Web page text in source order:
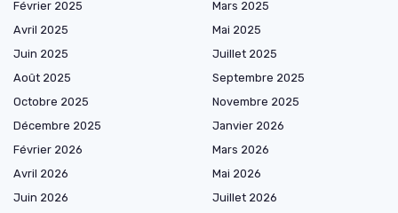
Février 2025
Mars 2025
Avril 2025
Mai 2025
Juin 2025
Juillet 2025
Août 2025
Septembre 2025
Octobre 2025
Novembre 2025
Décembre 2025
Janvier 2026
Février 2026
Mars 2026
Avril 2026
Mai 2026
Juin 2026
Juillet 2026